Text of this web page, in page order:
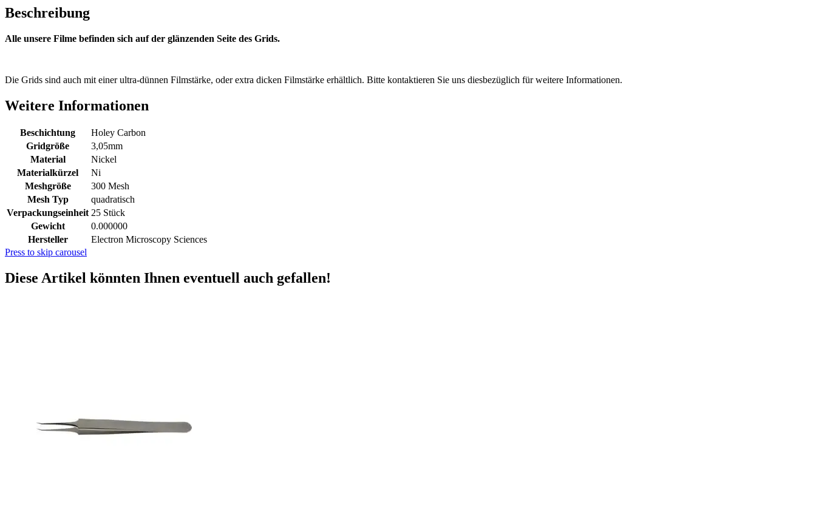
Beschreibung
Alle unsere Filme befinden sich auf der glänzenden Seite des Grids.
Die Grids sind auch mit einer ultra-dünnen Filmstärke, oder extra dicken Filmstärke erhältlich. Bitte kontaktieren Sie uns diesbezüglich für weitere Informationen.
Weitere Informationen
Beschichtung
Holey Carbon
Gridgröße
3,05mm
Material
Nickel
Materialkürzel
Ni
Meshgröße
300 Mesh
Mesh Typ
quadratisch
Verpackungseinheit 25 Stück
Gewicht
0.000000
Hersteller
Electron Microscopy Sciences
Press to skip carousel
Diese Artikel könnten Ihnen eventuell auch gefallen!